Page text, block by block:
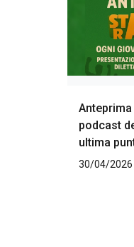
podcast
ultima
30/04/2026